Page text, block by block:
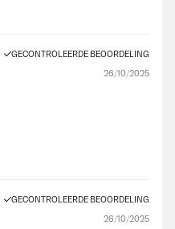
GECONTROLEERDE BEOORDELING
26/10/2025
GECONTROLEERDE BEOORDELING
26/10/2025